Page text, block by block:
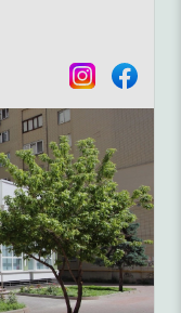
InstagramFacebook